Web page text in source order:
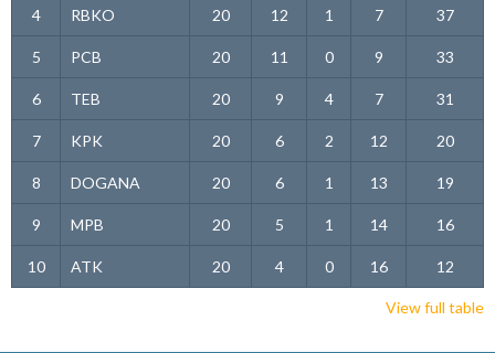
4 RBKO 20 12 1 7 37
5 PCB 20 11 0 9 33
6 TEB 20 9 4 7 31
7 KPK 20 6 2 12 20
8 DOGANA 20 6 1 13 19
9 MPB 20 5 1 14 16
10 ATK 20 4 0 16 12
View full table